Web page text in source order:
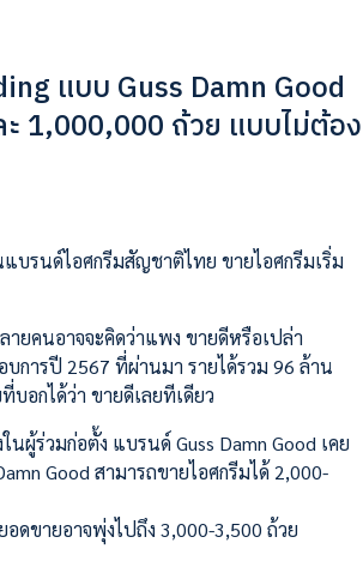
แบบ Guss Damn Good
1,000,000 ถ้วย แบบไม่ต้อง
แบรนด์ไอศกรีมสัญชาติไทย ขายไอศกรีมเริ่ม
ยคนอาจจะคิดว่าแพง ขายดีหรือเปล่า
การปี 2567 ที่ผ่านมา รายได้รวม 96 ล้าน
บอกได้ว่า ขายดีเลยทีเดียว
ผู้ร่วมก่อตั้ง แบรนด์ Guss Damn Good เคย
Good สามารถขายไอศกรีมได้ 2,000-
ดขายอาจพุ่งไปถึง 3,000-3,500 ถ้วย